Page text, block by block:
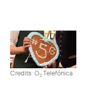
Credits: O2Telefónica